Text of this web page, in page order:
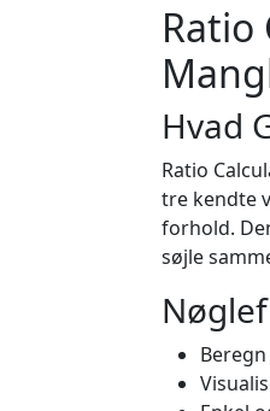
Ratio
Hvad
Ratio
tre kendte
forhold.
søjle